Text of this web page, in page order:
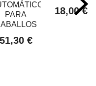
PARA
51,30 €
18,00 €